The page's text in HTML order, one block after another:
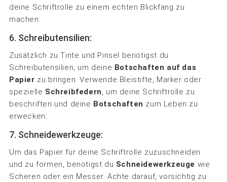
deine Schriftrolle zu einem echten Blickfang zu
machen.
6. Schreibutensilien:
Zusätzlich zu Tinte und Pinsel benötigst du
Schreibutensilien, um deine Botschaften auf das
Papier zu bringen. Verwende Bleistifte, Marker oder
spezielle Schreibfedern, um deine Schriftrolle zu
beschriften und deine Botschaften zum Leben zu
erwecken.
7. Schneidewerkzeuge:
Um das Papier für deine Schriftrolle zuzuschneiden
und zu formen, benötigst du Schneidewerkzeuge wie
Scheren oder ein Messer. Achte darauf, vorsichtig zu